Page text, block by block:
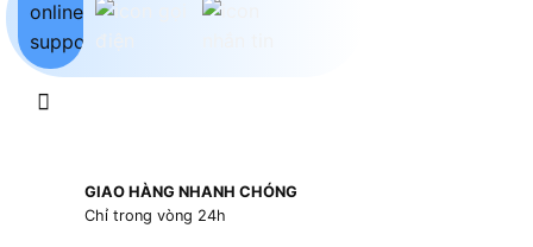
GIAO HÀNG NHANH CHÓNG
Chỉ trong vòng 24h